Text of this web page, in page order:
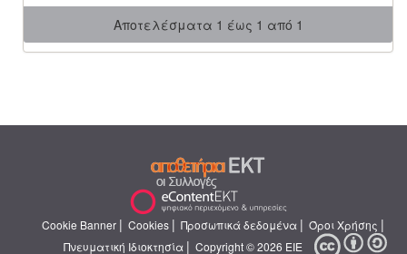
Αποτελέσματα 1 έως 1 από 1
Cookie Banner | Cookies | Προσωπικά δεδομένα | Όροι Χρήσης |
Πνευματική Ιδιοκτησία | Copyright © 2026 ΕΙΕ